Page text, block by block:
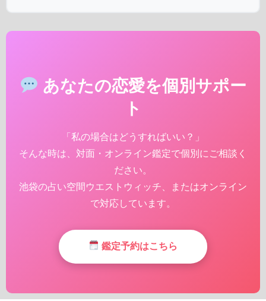
あなたの恋愛を個別サポー
ト
「私の場合はどうすればいい？」
そんな時は、対面・オンライン鑑定で個別にご相談く
ださい。
池袋の占い空間ウエストウィッチ、またはオンライン
で対応しています。
鑑定予約はこちら